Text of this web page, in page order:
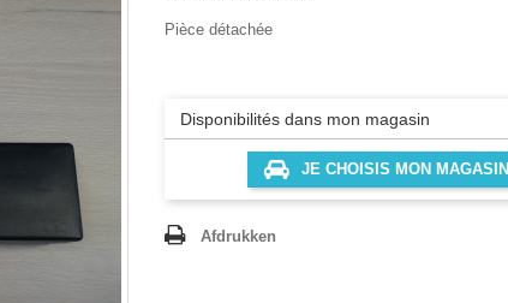
Pièce détachée
Disponibilités dans mon magasin
JE CHOISIS MON MAGASIN
Afdrukken